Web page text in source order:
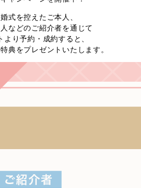
式を控えたご本人、
などのご紹介者を通じて
より予約・成約すると、
典をプレゼントいたします。